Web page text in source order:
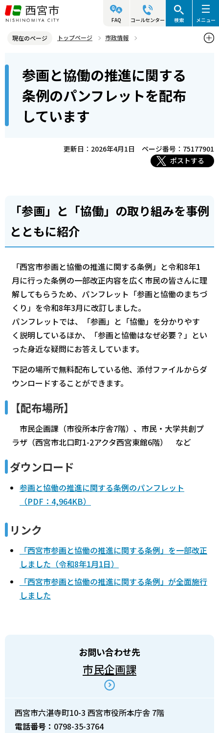
こ
の
ジ
す
FAQ コールセンター 検索 メニュー
現在のページ トップページ
市政情報
参画と協働の取組
ら
参画と協働の推進に関する
条例のパンフレットを配布
しています
更新日：2026年4月1日
ページ番号：75177901
ポストする
「参画」と「協働」の取り組みを事例
とともに紹介
「西宮市参画と協働の推進に関する条例」と令和8年1
月に行った条例の一部改正内容を広く市民の皆さんに理
解してもらうため、パンフレット「参画と協働のまちづ
くり」を令和8年3月に改訂しました。
パンフレットでは、「参画」と「協働」を分かりやす
く説明しているほか、「参画と協働はなぜ必要？」とい
った身近な疑問にお答えしています。
下記の場所で無料配布している他、添付ファイルからダ
ウンロードすることができます。
【配布場所】
市民企画課（市役所本庁舎7階）、市民・大学共創プ
ラザ（西宮市北口町1-2アクタ西宮東館6階） など
ダウンロード
参画と協働の推進に関する条例のパンフレット
（PDF：4,964KB）
リンク
「西宮市参画と協働の推進に関する条例」を一部改正
しました（令和8年1月1日）
「西宮市参画と協働の推進に関する条例」が全面施行
しました
お問い合わせ先
市民企画課
西宮市六湛寺町10-3 西宮市役所本庁舎 7階
電話番号： 0798-35-3764